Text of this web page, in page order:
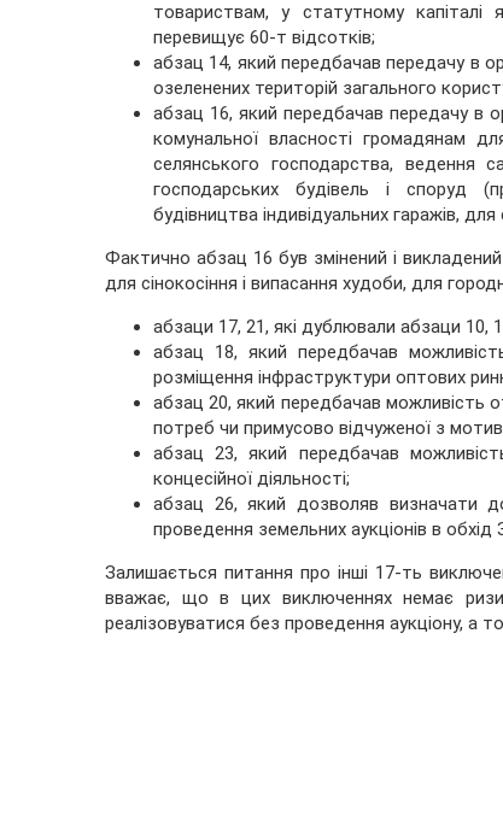
товариствам, у статутному
перевищує 60-т відсотків;
абзац 14, який передбачав передачу в
озеленених територій загального
абзац 16, який передбачав передачу в
комунальної власності громадянам
селянського господарства, ведення
господарських будівель і споруд
будівництва індивідуальних гаражів,
Фактично абзац 16 був змінений і
для сінокосіння і випасання худоби, для
абзаци 17, 21, які дублювали абзаци 10,
абзац 18, який передбачав
розміщення інфраструктури оптових
абзац 20, який передбачав можливість
потреб чи примусово відчуженої з
абзац 23, який передбачав
концесійної діяльності;
абзац 26, який дозволяв визначати
проведення земельних аукціонів в
Залишається питання про інші 17-ть
вважає, що в цих виключеннях немає
реалізовуватися без проведення аукціону, а